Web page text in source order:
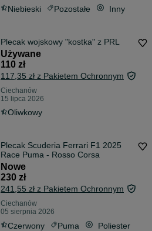
Niebieski Pozostałe Inny
Plecak wojskowy "kostka" z PRL
Używane
110 zł
117,35 zł z Pakietem Ochronnym
Ciechanów
15 lipca 2026
Oliwkowy
Plecak Scuderia Ferrari F1 2025
Race Puma - Rosso Corsa
Nowe
230 zł
241,55 zł z Pakietem Ochronnym
Ciechanów
05 sierpnia 2026
Czerwony Puma Poliester